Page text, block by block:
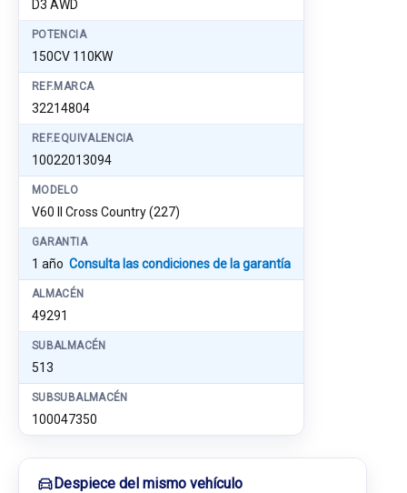
D3 AWD
POTENCIA
150CV 110KW
REF.MARCA
32214804
REF.EQUIVALENCIA
10022013094
MODELO
V60 II Cross Country (227)
GARANTIA
1 año Consulta las condiciones de la garantía
ALMACÉN
49291
SUBALMACÉN
513
SUBSUBALMACÉN
100047350
Despiece del mismo vehículo